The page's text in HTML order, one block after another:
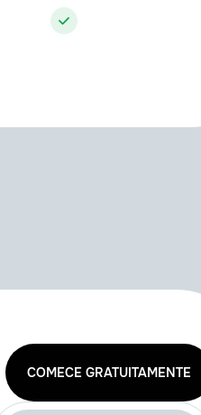
COMECE GRATUITAMENTE